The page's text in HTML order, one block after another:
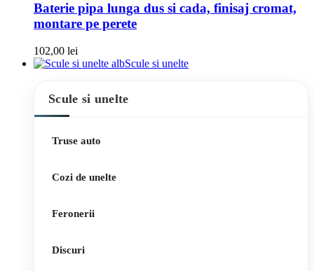
Baterie pipa lunga dus si cada, finisaj cromat,
montare pe perete
102,00 lei
Scule si unelte
Scule si unelte
Truse auto
Cozi de unelte
Feronerii
Discuri